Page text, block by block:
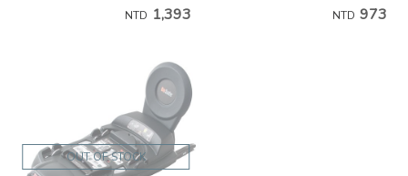
NTD 1,393 NTD 973
OUT OF STOCK